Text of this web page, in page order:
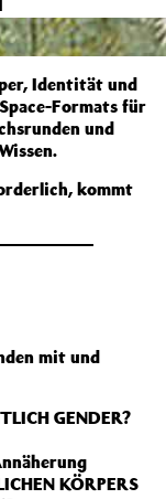
Identität und
Formats für
und
kommt
mit und
GENDER?
KÖRPERS